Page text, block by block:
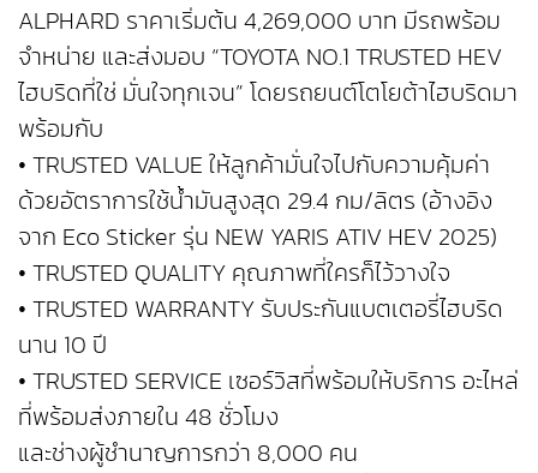
ALPHARD ราคาเริ่มต้น 4,269,000 บาท มีรถพร้อม
จำหน่าย และส่งมอบ “TOYOTA NO.1 TRUSTED HEV
ไฮบริดที่ใช่ มั่นใจทุกเจน” โดยรถยนต์โตโยต้าไฮบริดมา
พร้อมกับ
• TRUSTED VALUE ให้ลูกค้ามั่นใจไปกับความคุ้มค่า
ด้วยอัตราการใช้น้ำมันสูงสุด 29.4 กม/ลิตร (อ้างอิง
จาก Eco Sticker รุ่น NEW YARIS ATIV HEV 2025)
• TRUSTED QUALITY คุณภาพที่ใครก็ไว้วางใจ
• TRUSTED WARRANTY รับประกันแบตเตอรี่ไฮบริด
นาน 10 ปี
• TRUSTED SERVICE เซอร์วิสที่พร้อมให้บริการ อะไหล่
ที่พร้อมส่งภายใน 48 ชั่วโมง
และช่างผู้ชำนาญการกว่า 8,000 คน